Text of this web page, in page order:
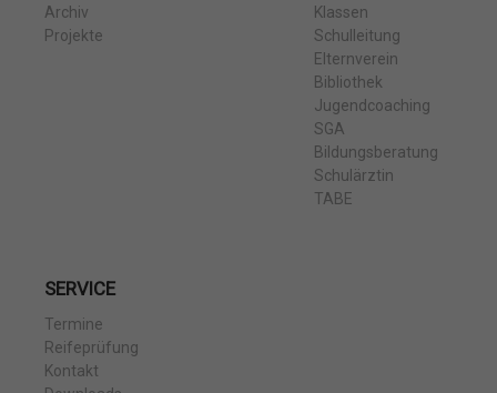
Archiv
Projekte
Klassen
Schulleitung
Elternverein
Bibliothek
Jugendcoaching
SGA
Bildungsberatung
Schulärztin
TABE
SERVICE
Termine
Reifeprüfung
Kontakt